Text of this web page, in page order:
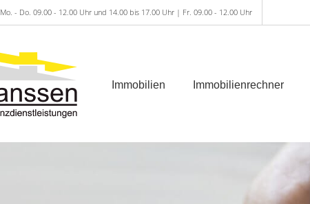
Mo. - Do. 09.00 - 12.00 Uhr und 14.00 bis 17.00 Uhr | Fr. 09.00 - 12.00 Uhr
Immobilien Immobilienrechner